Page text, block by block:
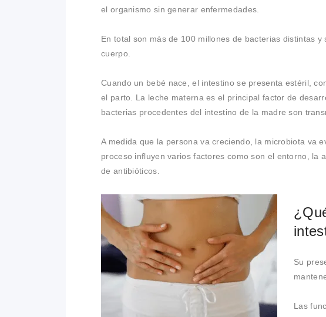
el organismo sin generar enfermedades.
En total son más de 100 millones de bacterias distintas
cuerpo.
Cuando un bebé nace, el intestino se presenta estéril,
el parto. La leche materna es el principal factor de
bacterias procedentes del intestino de la madre son
A medida que la persona va creciendo, la microbiota va
proceso influyen varios factores como son el entorno, la
de antibióticos.
Su
Las